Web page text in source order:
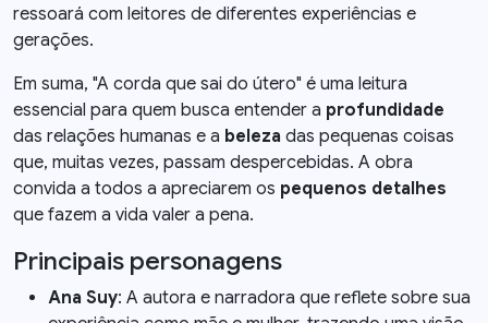
ressoará com leitores de diferentes experiências e
gerações.
Em suma, "A corda que sai do útero" é uma leitura
essencial para quem busca entender a profundidade
das relações humanas e a beleza das pequenas coisas
que, muitas vezes, passam despercebidas. A obra
convida a todos a apreciarem os pequenos detalhes
que fazem a vida valer a pena.
Principais personagens
Ana Suy: A autora e narradora que reflete sobre sua